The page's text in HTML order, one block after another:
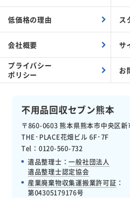
不用品回収セブン熊本
〒860-0603熊本県熊本市中央区
THE･PLACE花畑ビル 6F･7F
Tel：0120-560-732
遺品整理士：一般社団法人
遺品整理士認定協会
産業廃棄物収集運搬業許可証 ：
第04305179176号
低価格の理由 ス
会社概要 サ
プライバシー
ポリシー
お